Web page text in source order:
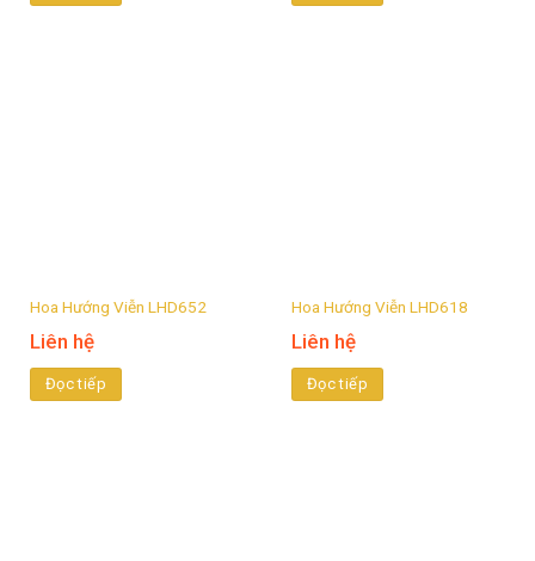
Hoa Hướng Viễn LHD652
Liên hệ
Đọc tiếp
Hoa Hướng Viễn LHD618
Liên hệ
Đọc tiếp